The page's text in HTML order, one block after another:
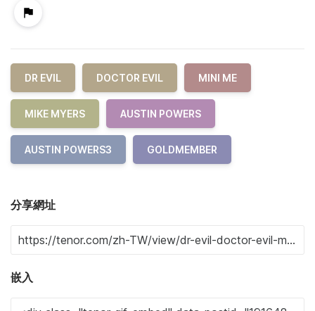
DR EVIL DOCTOR EVIL MINI ME
MIKE MYERS AUSTIN POWERS
AUSTIN POWERS3 GOLDMEMBER
分享網址
嵌入